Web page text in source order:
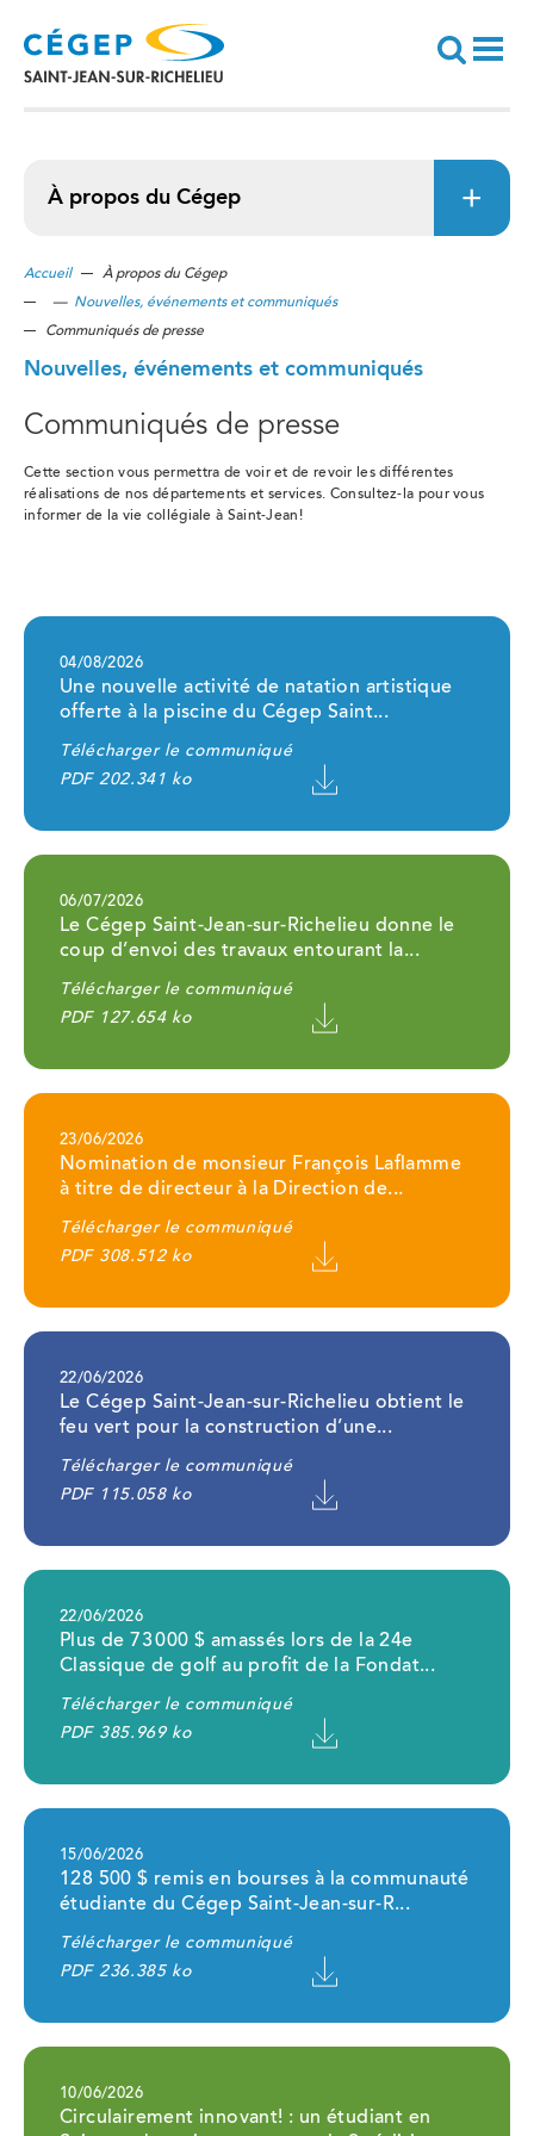
contenu
principal
Recherche
À propos du Cégep
Accueil
À propos du Cégep
— Nouvelles, événements et communiqués
Communiqués de presse
Nouvelles, événements et communiqués
Communiqués de presse
Cette section vous permettra de voir et de revoir les différentes
réalisations de nos départements et services. Consultez-la pour vous
informer de la vie collégiale à Saint-Jean!
04/08/2026
Une nouvelle activité de natation artistique
offerte à la piscine du Cégep Saint...
Télécharger le communiqué
PDF 202.341 ko
Ce
lien
ouvrira
un
06/07/2026
Le Cégep Saint-Jean-sur-Richelieu donne le
coup d’envoi des travaux entourant la...
Télécharger le communiqué
PDF 127.654 ko
Ce
lien
ouvrira
un
nouvel
23/06/2026
Nomination de monsieur François Laflamme
à titre de directeur à la Direction de...
Télécharger le communiqué
PDF 308.512 ko
Ce
lien
ouvrira
un
22/06/2026
Le Cégep Saint-Jean-sur-Richelieu obtient le
feu vert pour la construction d’une...
Télécharger le communiqué
PDF 115.058 ko
Ce
lien
ouvrira
un
22/06/2026
Plus de 73 000 $ amassés lors de la 24e
Classique de golf au profit de la Fondat...
Télécharger le communiqué
PDF 385.969 ko
Ce
lien
ouvrira
un
15/06/2026
128 500 $ remis en bourses à la communauté
étudiante du Cégep Saint-Jean-sur-R...
Télécharger le communiqué
PDF 236.385 ko
Ce
lien
ouvrira
un
10/06/2026
Circulairement innovant! : un étudiant en
Ce
lien
ouvrira